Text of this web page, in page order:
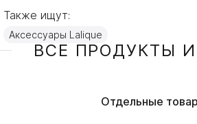
Также ищут:
Аксессуары Lalique
ВСЕ ПРОДУКТЫ
Отдельные